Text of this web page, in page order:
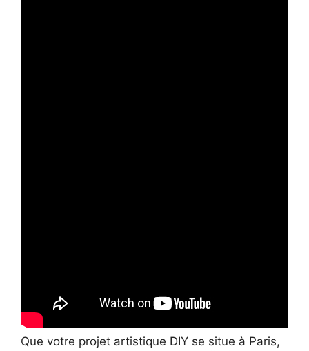
Que votre projet artistique DIY se situe à Paris,